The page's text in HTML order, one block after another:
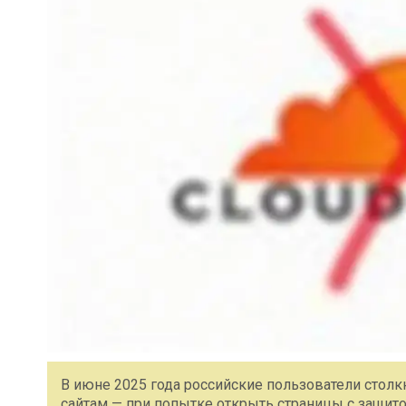
В июне 2025 года российские пользователи